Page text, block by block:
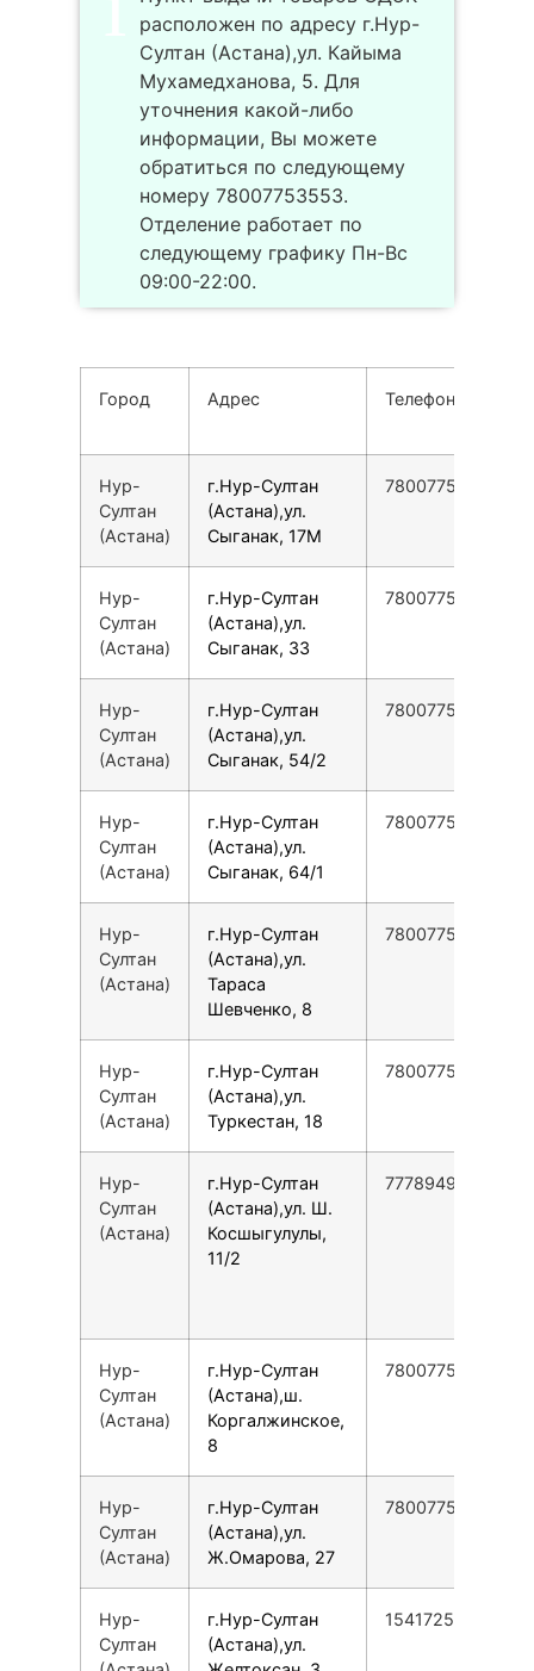
расположен по адресу г.Нур-
Султан (Астана),ул. Кайыма
Мухамедханова, 5. Для
уточнения какой-либо
информации, Вы можете
обратиться по следующему
номеру 78007753553.
Отделение работает по
следующему графику Пн-Вс
09:00-22:00.
Город Адрес Телефон
Нур-
Султан
(Астана)
г.Нур-Султан
(Астана),ул.
Сыганак, 17М
78007753553
Нур-
Султан
(Астана)
г.Нур-Султан
(Астана),ул.
Сыганак, 33
78007753553
Нур-
Султан
(Астана)
г.Нур-Султан
(Астана),ул.
Сыганак, 54/2
78007753553
Нур-
Султан
(Астана)
г.Нур-Султан
(Астана),ул.
Сыганак, 64/1
78007753553
Нур-
Султан
(Астана)
г.Нур-Султан
(Астана),ул.
Тараса
Шевченко, 8
78007753553
Нур-
Султан
(Астана)
г.Нур-Султан
(Астана),ул.
Туркестан, 18
78007753553
Нур-
Султан
(Астана)
г.Нур-Султан
(Астана),ул. Ш.
Косшыгулулы,
11/2
77789495259
Нур-
Султан
(Астана)
г.Нур-Султан
(Астана),ш.
Коргалжинское,
8
78007753553
Нур-
Султан
(Астана)
г.Нур-Султан
(Астана),ул.
Ж.Омарова, 27
78007753553
Нур-
Султан
г.Нур-Султан
(Астана),ул.
154172579797